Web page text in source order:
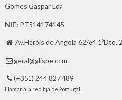
Gomes Gaspar Lda
NIF: PT514174145
 Av.Heróis de Angola 62/64 1ºDto,
 geral@glispe.com
 (+351) 244 827 489
Llamar a la red fija de Portugal